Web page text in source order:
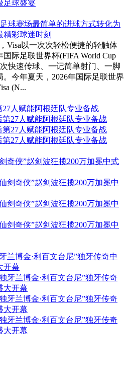
足球盛宴
足球赛场最简单的进球方式转化为
精彩球迷时刻
Visa以一次次轻松便捷的轻触体
际足联世界杯(FIFA World Cup
快速传球、一记简单射门、一脚
今年夏天，2026年国际足联世界
(N...
人赋能阿根廷队专业备战
奇侠”赵剑波狂揽200万加冕中式
兰博金·利百文台尼”独牙传奇中
开幕